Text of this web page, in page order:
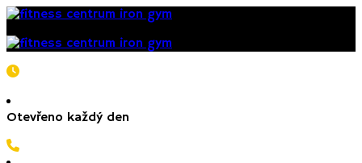
Otevřeno každý den